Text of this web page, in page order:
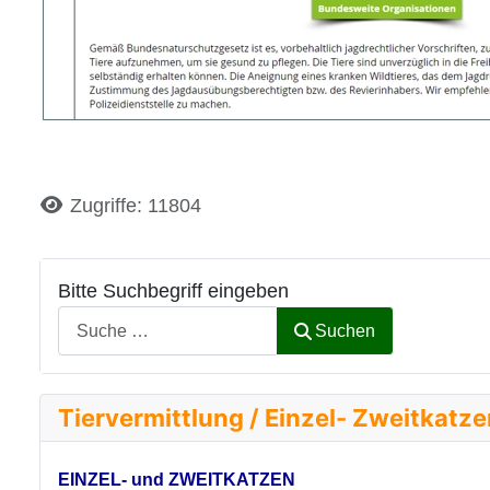
Bitte Suchbegriff eingeben
Suchen
Tiervermittlung / Einzel-
EINZEL- und ZWEITKATZEN
DetailsZugriffe: 11804